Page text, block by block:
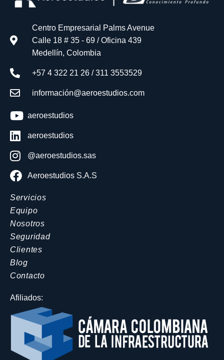
Centro Empresarial Palms Avenue
Calle 18 # 35 - 69 / Oficina 439
Medellín, Colombia
+57 4 322 21 26 / 311 3553529
información@aeroestudios.com
aeroestudios
aeroestudios
@aeroestudios.sas
Aeroestudios S.A.S
Servicios
Equipo
Nosotros
Seguridad
Clientes
Blog
Contacto
Afiliados: